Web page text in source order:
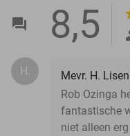
8,5
H.
Mevr. H.
Rob Ozinga
fantastische
niet alleen